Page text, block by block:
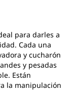
para darles a
Cada una
y cucharón
y pesadas
Están
la manipulación